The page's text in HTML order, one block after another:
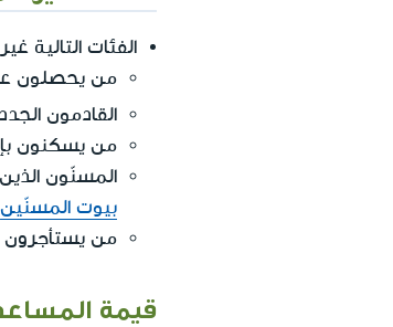
الفئات التالية
من يحصلون
القادمون
من يسكنون
المسنّون
بيوت المسنّين
من يستأجرون
قيمة